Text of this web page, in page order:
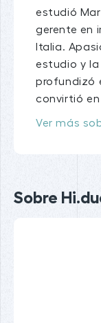
estudió
gerente en
Italia.
estudio y
profundizó
convirtió
Ver más
Sobre